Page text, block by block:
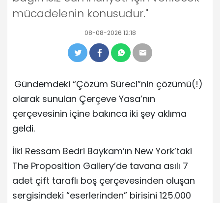
mücadelenin konusudur."
08-08-2026 12:18
Gündemdeki “Çözüm Süreci”nin çözümü(!)
olarak sunulan Çerçeve Yasa’nın
çerçevesinin içine bakınca iki şey aklıma
geldi.
İlki Ressam Bedri Baykam’ın New York’taki
The Proposition Gallery’de tavana asılı 7
adet çift taraflı boş çerçevesinden oluşan
sergisindeki “eserlerinden” birisini 125.000